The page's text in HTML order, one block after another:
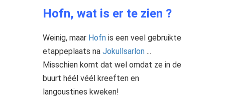
Hofn, wat is er te zien ?
Weinig, maar Hofn is een veel gebruikte
etappeplaats na Jokullsarlon ...
Misschien komt dat wel omdat ze in de
buurt héél véél kreeften en
langoustines kweken!